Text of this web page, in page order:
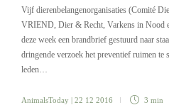
Vijf dierenbelangenorganisaties (Comité
VRIEND, Dier & Recht, Varkens in Nood
deze week een brandbrief gestuurd naar
dringende verzoek het preventief ruimen te
leden…
AnimalsToday | 22 12 2016 3 min